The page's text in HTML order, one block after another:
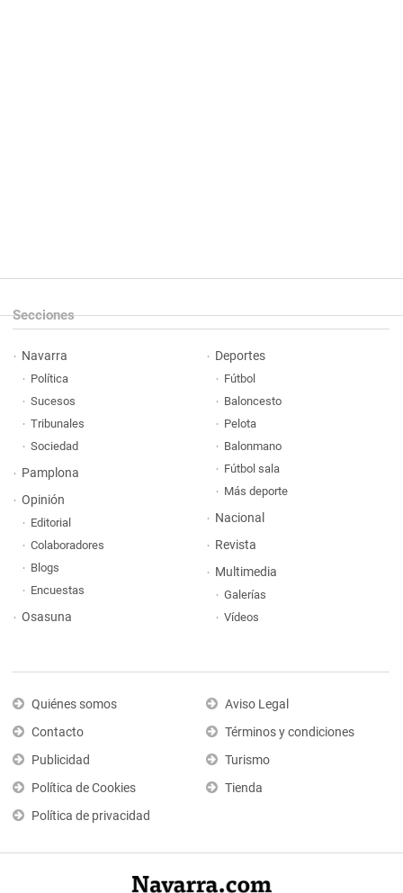
Secciones
Navarra
Política
Sucesos
Tribunales
Sociedad
Pamplona
Opinión
Editorial
Colaboradores
Blogs
Encuestas
Osasuna
Deportes
Fútbol
Baloncesto
Pelota
Balonmano
Fútbol sala
Más deporte
Nacional
Revista
Multimedia
Galerías
Vídeos
Quiénes somos
Contacto
Publicidad
Política de Cookies
Política de privacidad
Aviso Legal
Términos y condiciones
Turismo
Tienda